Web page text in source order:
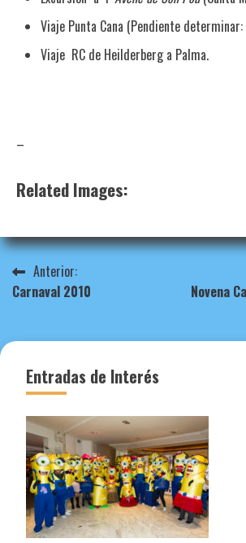
Viaje Punta Cana (Pendiente
Viaje RC de Heilderberg a Palma.
–
Related Images:
Navegación
de
entradas
Anterior:
Carnaval 2010
Novena
Entradas de Interés